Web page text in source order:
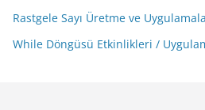
Rastgele Sayı Üretme ve
While Döngüsü Etkinlikleri /